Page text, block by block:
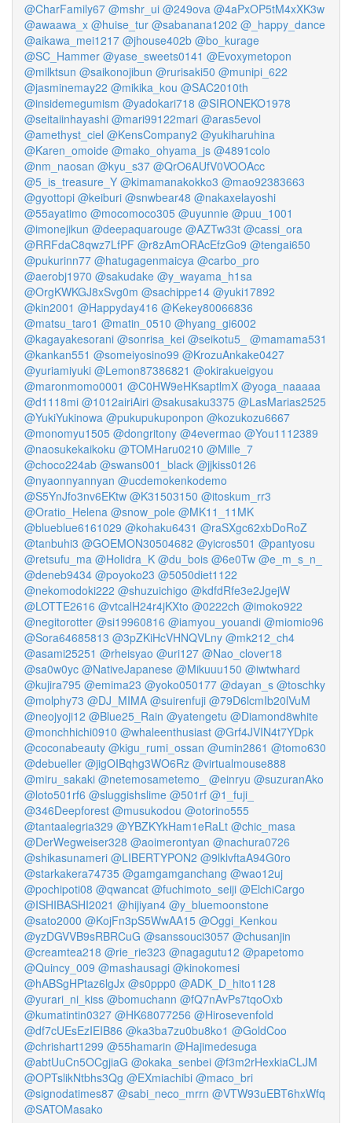
@CharFamily67 @mshr_ui @249ova @4aPxOP5tM4xXK3w
@awaawa_x @huise_tur @sabanana1202 @_happy_dance
@aikawa_mei1217 @jhouse402b @bo_kurage
@SC_Hammer @yase_sweets0141 @Evoxymetopon
@milktsun @saikonojibun @rurisaki50 @munipi_622
@jasminemay22 @mikika_kou @SAC2010th
@insidemegumism @yadokari718 @SIRONEKO1978
@seitaiinhayashi @mari99122mari @aras5evol
@amethyst_ciel @KensCompany2 @yukiharuhina
@Karen_omoide @mako_ohyama_js @4891colo
@nm_naosan @kyu_s37 @QrO6AUfV0VOOAcc
@5_is_treasure_Y @kimamanakokko3 @mao92383663
@gyottopi @keiburi @snwbear48 @nakaxelayoshi
@55ayatimo @mocomoco305 @uyunnie @puu_1001
@imonejikun @deepaquarouge @AZTw33t @cassi_ora
@RRFdaC8qwz7LfPF @r8zAmORAcEfzGo9 @tengai650
@pukurinn77 @hatugagenmaicya @carbo_pro
@aerobj1970 @sakudake @y_wayama_h1sa
@OrgKWKGJ8xSvg0m @sachippe14 @yuki17892
@kin2001 @Happyday416 @Kekey80066836
@matsu_taro1 @matin_0510 @hyang_gi6002
@kagayakesorani @sonrisa_kei @seikotu5_
@mamama531
@kankan551 @someiyosino99 @KrozuAnkake0427
@yuriamiyuki @Lemon87386821 @okirakueigyou
@maronmomo0001 @C0HW9eHKsaptlmX @yoga_naaaaa
@d1118mi @1012airiAiri @sakusaku3375 @LasMarias2525
@YukiYukinowa @pukupukuponpon @kozukozu6667
@monomyu1505 @dongritony @4evermao @You1112389
@naosukekaikoku @TOMHaru0210 @Mille_7
@choco224ab @swans001_black @jjkiss0126
@nyaonnyannyan @ucdemokenkodemo
@S5YnJfo3nv6EKtw @K31503150 @itoskum_rr3
@Oratio_Helena @snow_pole @MK11_11MK
@blueblue6161029 @kohaku6431 @raSXgc62xbDoRoZ
@tanbuhi3 @GOEMON30504682 @yicros501 @pantyosu
@retsufu_ma @Holidra_K @du_bois @6e0Tw @e_m_s_n_
@deneb9434 @poyoko23 @5050diet1122
@nekomodoki222 @shuzuichigo @kdfdRfe3e2JgejW
@LOTTE2616 @vtcalH24r4jKXto @0222ch @imoko922
@negitorotter @si19960816 @iamyou_youandi @miomio96
@Sora64685813 @3pZKiHcVHNQVLny @mk212_ch4
@asami25251 @rheisyao @uri127 @Nao_clover18
@sa0w0yc @NativeJapanese @Mikuuu150 @iwtwhard
@kujira795 @emima23 @yoko050177 @dayan_s @toschky
@molphy73 @DJ_MIMA @suirenfuji @79D6lcmIb20lVuM
@neojyoji12 @Blue25_Rain @yatengetu @Diamond8white
@monchhichi0910 @whaleenthusiast @Grf4JVIN4t7YDpk
@coconabeauty @kigu_rumi_ossan @umin2861 @tomo630
@debueller @jigOIBqhg3WO6Rz @virtualmouse888
@miru_sakaki @netemosametemo_ @einryu @suzuranAko
@loto501rf6 @sluggishslime @501rf @1_fuji_
@346Deepforest @musukodou @otorino555
@tantaalegria329 @YBZKYkHam1eRaLt @chic_masa
@DerWegweiser328 @aoimerontyan @nachura0726
@shikasunameri @LIBERTYPON2 @9lklvftaA94G0ro
@starkakera74735 @gamgamganchang @wao12uj
@pochipoti08 @qwancat @fuchimoto_seiji @ElchiCargo
@ISHIBASHI2021 @hijiyan4 @y_bluemoonstone
@sato2000 @KojFn3pS5WwAA15 @Oggi_Kenkou
@yzDGVVB9sRBRCuG @sanssouci3057 @chusanjin
@creamtea218 @rie_rie323 @nagagutu12 @papetomo
@Quincy_009 @mashausagi @kinokomesi
@hABSgHPtaz6lgJx @s0ppp0 @ADK_D_hito1128
@yurari_ni_kiss @bomuchann @fQ7nAvPs7tqoOxb
@kumatintin0327 @HK68077256 @Hirosevenfold
@df7cUEsEzIEIB86 @ka3ba7zu0bu8ko1 @GoldCoo
@chrishart1299 @55hamarin @Hajimedesuga
@abtUuCn5OCgjiaG @okaka_senbei @f3m2rHexkiaCLJM
@OPTslikNtbhs3Qg @EXmiachibi @maco_bri
@signodatimes87 @sabi_neco_mrrn @VTW93uEBT6hxWfq
@SATOMasako